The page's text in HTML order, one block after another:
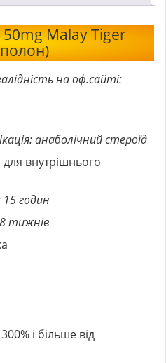
Malay Tiger
на оф.сайті:
анаболічний стероїд
внутрішнього
годин
тижнів
і більше від